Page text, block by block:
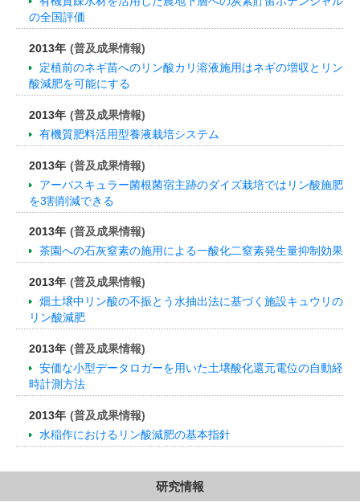
の全国評価
2013年 (普及成果情報)
定植前のネギ苗へのリン酸カリ溶液施用はネギの増収とリン
酸減肥を可能にする
2013年 (普及成果情報)
有機質肥料活用型養液栽培システム
2013年 (普及成果情報)
アーバスキュラー菌根菌宿主跡のダイズ栽培ではリン酸施肥
を3割削減できる
2013年 (普及成果情報)
茶園への石灰窒素の施用による一酸化二窒素発生量抑制効果
2013年 (普及成果情報)
畑土壌中リン酸の不振とう水抽出法に基づく施設キュウリの
リン酸減肥
2013年 (普及成果情報)
安価な小型データロガーを用いた土壌酸化還元電位の自動経
時計測方法
2013年 (普及成果情報)
水稲作におけるリン酸減肥の基本指針
研究情報